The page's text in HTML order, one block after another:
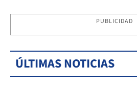
PUBLICIDAD
ÚLTIMAS NOTICIAS